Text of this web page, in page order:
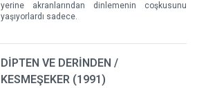
yerine akranlarından dinlemenin coşkusunu
yaşıyorlardı sadece.
DİPTEN VE DERİNDEN /
KESMEŞEKER (1991)